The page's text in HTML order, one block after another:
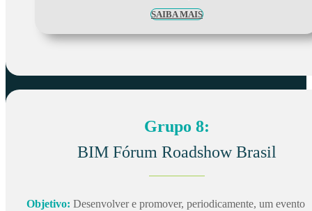
SAIBA MAIS
Grupo 8:
BIM Fórum Roadshow Brasil
Objetivo: Desenvolver e promover, periodicamente, um evento